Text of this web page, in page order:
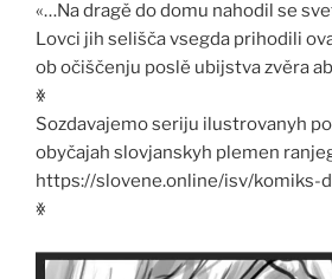
«…Na dragě do domu nahodil se
Lovci jih selišča vsegda prihodili
ob očiščenju poslě ubijstva zvěra
ꏍ
Sozdavajemo seriju ilustrovanyh
obyčajah slovjanskyh plemen
https://slovene.online/isv/komiks-
ꏍ
Video